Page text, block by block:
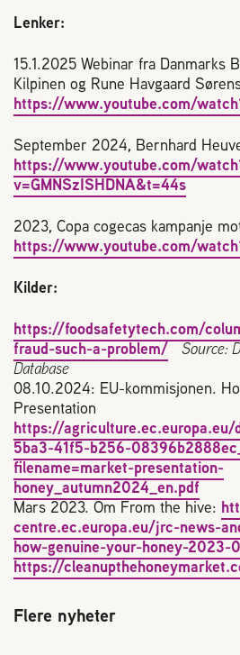
Lenker:
15.1.2025 Webinar fra Danmarks
Kilpinen og Rune Havgaard
https://www.youtube.com/
September 2024, Bernhard
https://www.youtube.com/
v=GMNSzISHDNA&t=44s
2023, Copa cogecas kampanje
https://www.youtube.com/
Kilder:
https://foodsafetytech.com/
fraud-such-a-problem/ Source:
Database
08.10.2024: EU-kommisjonen.
Presentation
https://
5ba3-41f5-b256-
filename=market-presentation-
honey_autumn2024_en.pdf
Mars 2023. Om From the hive:
centre.ec.europa.eu/jrc-news-
how-genuine-your-honey-2023-
https://
Flere nyheter